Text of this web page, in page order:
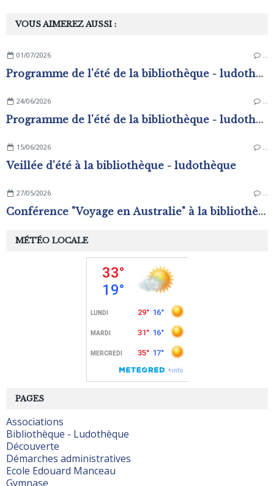
VOUS AIMEREZ AUSSI :
01/07/2026 …
Programme de l'été de la bibliothèque - ludothèque
24/06/2026 …
Programme de l'été de la bibliothèque - ludothèque
15/06/2026 …
Veillée d'été à la bibliothèque - ludothèque
27/05/2026 …
Conférence "Voyage en Australie" à la bibliothèque - ludothèque
PAGES
Associations
Bibliothèque - Ludothèque
Découverte
Démarches administratives
Ecole Edouard Manceau
Gymnase
MÉTÉO LOCALE